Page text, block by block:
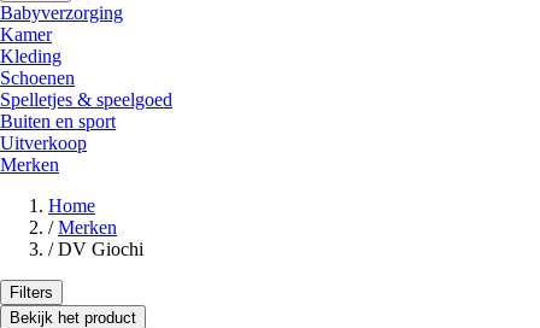
Babyverzorging
Kamer
Kleding
Schoenen
Spelletjes & speelgoed
Buiten en sport
Uitverkoop
Merken
Home
/ Merken
/ DV Giochi
Filters
Bekijk het product